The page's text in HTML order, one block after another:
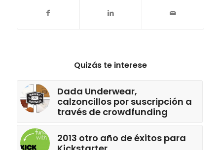
Quizás te interese
Dada Underwear,
calzoncillos por suscripción a
través de crowdfunding
2013 otro año de éxitos para